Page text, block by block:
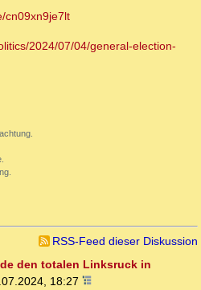
cn09xn9je7lt
2024/07/04/general-election-
RSS-Feed dieser Diskussion
den totalen Linksruck in
18:27